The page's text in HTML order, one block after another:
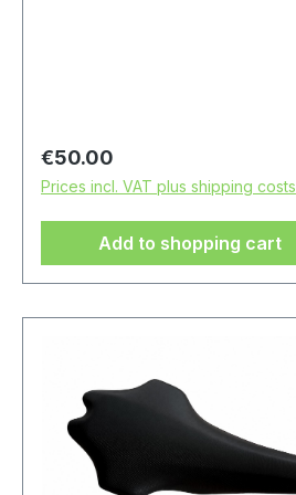
Regular price:
€50.00
Prices incl. VAT plus shipping costs
Add to shopping cart